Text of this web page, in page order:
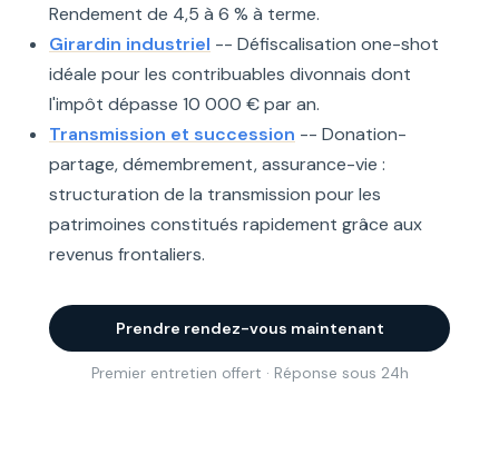
Rendement de 4,5 à 6 % à terme.
Girardin industriel -- Défiscalisation one-shot
idéale pour les contribuables divonnais dont
l'impôt dépasse 10 000 € par an.
Transmission et succession -- Donation-
partage, démembrement, assurance-vie :
structuration de la transmission pour les
patrimoines constitués rapidement grâce aux
revenus frontaliers.
Prendre rendez-vous maintenant
Premier entretien offert · Réponse sous 24h